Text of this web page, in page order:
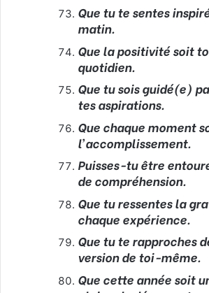
Que tu te sentes
matin.
Que la positivité soit
quotidien.
Que tu sois guidé(e)
tes aspirations.
Que chaque moment
l’accomplissement.
Puisses-tu être
de compréhension.
Que tu ressentes la
chaque expérience.
Que tu te rapproches
version de toi-même.
Que cette année soit